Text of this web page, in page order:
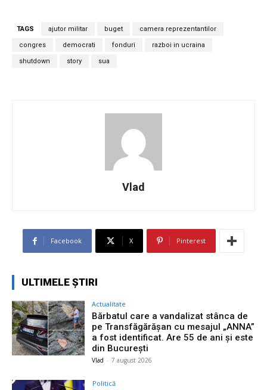
TAGS ajutor militar buget camera reprezentantilor
congres democrati fonduri razboi in ucraina
shutdown story sua
Vlad
Facebook X Pinterest
ULTIMELE ȘTIRI
Actualitate
Bărbatul care a vandalizat stânca de
pe Transfăgărășan cu mesajul „ANNA”
a fost identificat. Are 55 de ani și este
din București
Vlad - 7 august 2026
Politică